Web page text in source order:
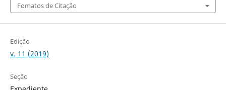
Fomatos de Citação
Edição
v. 11 (2019)
Seção